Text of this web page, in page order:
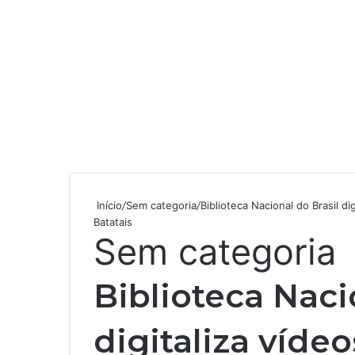
Início/Sem categoria/Biblioteca Nacional do Brasil
Batatais
Sem categoria
Biblioteca
digitaliza